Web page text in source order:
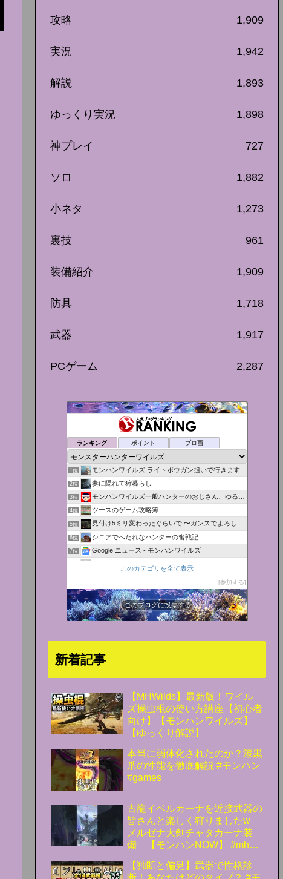
攻略 1,909
実況 1,942
解説 1,893
ゆっくり実況 1,898
神プレイ 727
ソロ 1,882
小ネタ 1,273
裏技 961
装備紹介 1,909
防具 1,718
武器 1,917
PCゲーム 2,287
ランキング ポイント ブロ画
1位 モンハンワイルズ ライトボウガン担いで行きます
2位 妻に隠れて狩暮らし
3位 モンハンワイルズ一般ハンターのおじさん、ゆる攻略日記を書く
4位 ツースのゲーム攻略簿
5位 見付け5ミリ変わったぐらいで 〜ガンスでよろしくリーゼント〜
6位 シニアでへたれなハンターの奮戦記
7位 Google ニュース - モンハンワイルズ
このカテゴリを全て表示
参加する
このブログに投票する
新着記事
【MHWilds】最新版！ワイル
ズ操虫棍の使い方講座【初心者
向け】【モンハンワイルズ】
【ゆっくり解説】
本当に弱体化されたのか？漆黒
爪の性能を徹底解説 #モンハン
#games
古龍イベルカーナを近接武器の
皆さんと楽しく狩りましたw
メルゼナ大剣チャタカーナ装
備 【モンハンNOW】 #mhn #
【独断と偏見】武器で性格診